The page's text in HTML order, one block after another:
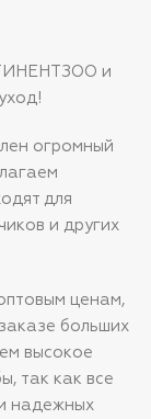
33 см, 62.5 и
огромный
для
и других
ценам,
больших
высокое
так как все
надежных